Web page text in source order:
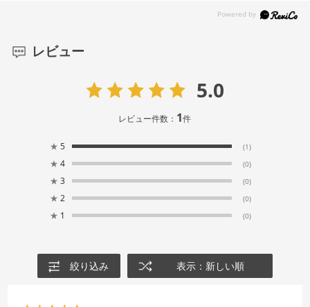
レビュー
5.0
レビュー件数： 1件
★ 5 (1)
★ 4 (0)
★ 3 (0)
★ 2 (0)
★ 1 (0)
絞り込み 表示：新しい順